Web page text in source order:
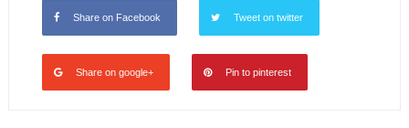
Share on Facebook Tweet on twitter
Share on google+ Pin to pinterest